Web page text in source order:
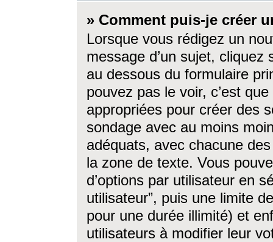
» Comment puis-je créer
Lorsque vous rédigez un
message d’un sujet, cliquez
au dessous du formulaire
pouvez pas le voir, c’est
appropriées pour créer des
sondage avec au moins
adéquats, avec chacune
la zone de texte. Vous
d’options par utilisateur en
utilisateur”, puis une limite
pour une durée illimité) et
utilisateurs à modifier leur